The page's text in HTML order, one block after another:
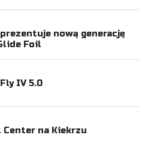
nową generację
Foil
IV 5.0
Center na Kiekrzu